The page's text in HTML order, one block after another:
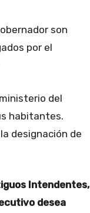
son
por el
del
habitantes.
designación de
Intendentes,
desea